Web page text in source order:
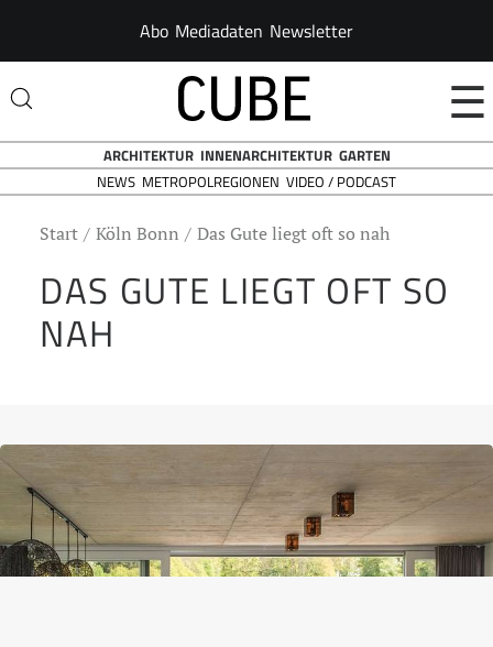
Abo Mediadaten Newsletter
☰
ARCHITEKTUR INNENARCHITEKTUR GARTEN
NEWS METROPOLREGIONEN VIDEO / PODCAST
Start Köln Bonn Das Gute liegt oft so nah
DAS GUTE LIEGT OFT SO
NAH